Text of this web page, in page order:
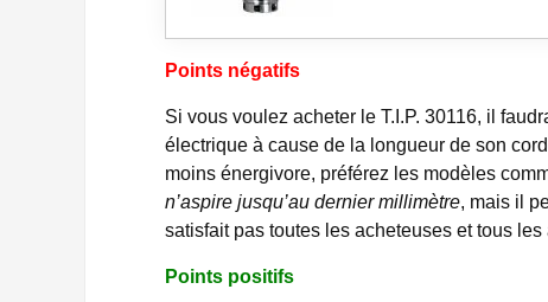
Points négatifs
Si vous voulez acheter le T.I.P. 30116, il
électrique à cause de la longueur de son
moins énergivore, préférez les modèles
n’aspire jusqu’au dernier millimètre, mais il
satisfait pas toutes les acheteuses et tous les
Points positifs